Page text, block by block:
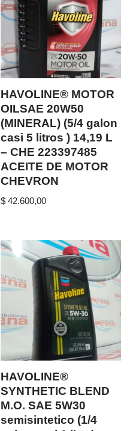
HAVOLINE® MOTOR
OILSAE 20W50
(MINERAL) (5/4 galon
casi 5 litros ) 14,19 L
– CHE 223397485
ACEITE DE MOTOR
CHEVRON
$ 42.600,00
HAVOLINE®
SYNTHETIC BLEND
M.O. SAE 5W30
semisintetico (1/4